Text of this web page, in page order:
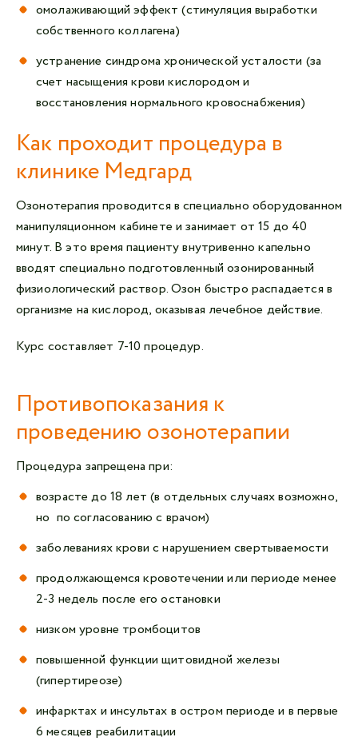
омолаживающий эффект (стимуляция выработки
собственного коллагена)
устранение синдрома хронической усталости (за
счет насыщения крови кислородом и
восстановления нормального кровоснабжения)
Как проходит процедура в
клинике Медгард
Озонотерапия проводится в специально оборудованном
манипуляционном кабинете и занимает от 15 до 40
минут. В это время пациенту внутривенно капельно
вводят специально подготовленный озонированный
физиологический раствор. Озон быстро распадается в
организме на кислород, оказывая лечебное действие.
Курс составляет 7-10 процедур.
Противопоказания к
проведению озонотерапии
Процедура запрещена при:
возрасте до 18 лет (в отдельных случаях возможно,
но по согласованию с врачом)
заболеваниях крови с нарушением свертываемости
продолжающемся кровотечении или периоде менее
2-3 недель после его остановки
низком уровне тромбоцитов
повышенной функции щитовидной железы
(гипертиреозе)
инфарктах и инсультах в остром периоде и в первые
6 месяцев реабилитации